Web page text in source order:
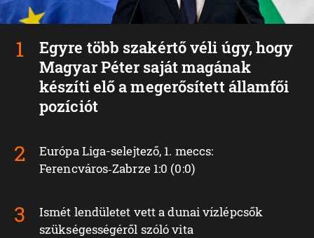
Egyre több szakértő véli úgy, hogy
Magyar Péter saját magának
készíti elő a megerősített államfői
pozíciót
Európa Liga-selejtező, 1. meccs:
Ferencváros‑Zabrze 1:0 (0:0)
Ismét lendületet vett a dunai vízlépcsők
szükségességéről szóló vita